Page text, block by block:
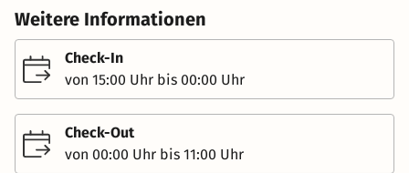
Weitere Informationen
Check-In
von 15:00 Uhr bis 00:00 Uhr
Check-Out
von 00:00 Uhr bis 11:00 Uhr